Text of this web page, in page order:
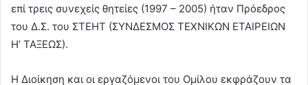
επί τρεις συνεχείς θητείες (1997 – 2005) ήταν Πρόεδρος
του Δ.Σ. του ΣΤΕΗΤ (ΣΥΝΔΕΣΜΟΣ ΤΕΧΝΙΚΩΝ ΕΤΑΙΡΕΙΩΝ
Η’ ΤΑΞΕΩΣ).
Η Διοίκηση και οι εργαζόμενοι του Ομίλου εκφράζουν τα